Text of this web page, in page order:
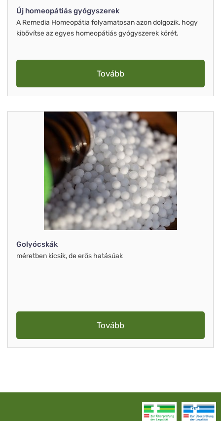
Új homeopátiás gyógyszerek
A Remedia Homeopátia folyamatosan azon dolgozik, hogy
kibővítse az egyes homeopátiás gyógyszerek körét.
Tovább
Golyócskák
méretben kicsik, de erős hatásúak
Tovább